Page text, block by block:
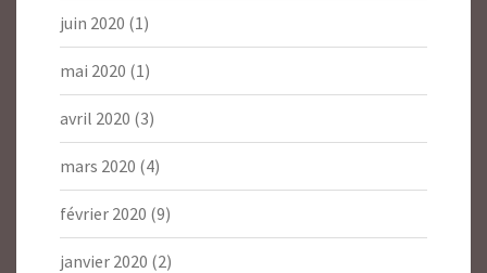
juin 2020 (1)
mai 2020 (1)
avril 2020 (3)
mars 2020 (4)
février 2020 (9)
janvier 2020 (2)